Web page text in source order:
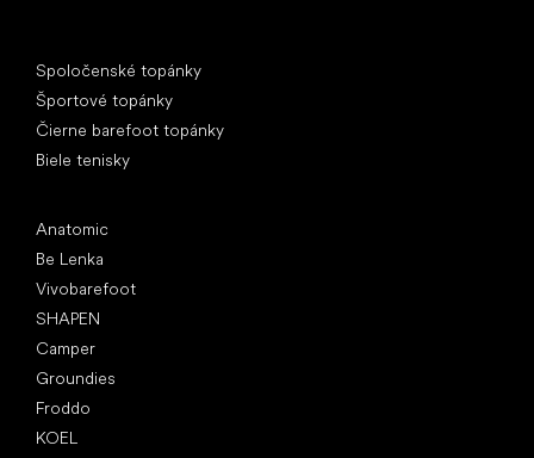
Spoločenské topánky
Športové topánky
Čierne barefoot topánky
Biele tenisky
Anatomic
Be Lenka
Vivobarefoot
SHAPEN
Camper
Groundies
Froddo
KOEL